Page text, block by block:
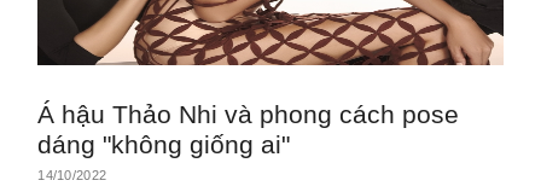
Á hậu Thảo Nhi và phong cách pose
dáng "không giống ai"
14/10/2022